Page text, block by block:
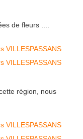
de fleurs ....
région, nous